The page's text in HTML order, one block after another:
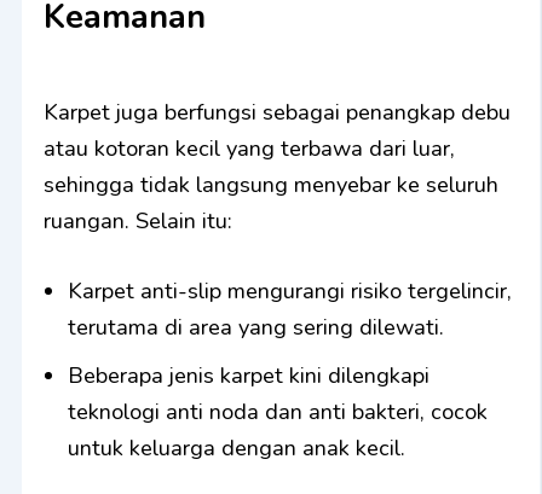
Keamanan
Karpet juga berfungsi sebagai penangkap debu
atau kotoran kecil yang terbawa dari luar,
sehingga tidak langsung menyebar ke seluruh
ruangan. Selain itu:
Karpet anti-slip mengurangi risiko tergelincir,
terutama di area yang sering dilewati.
Beberapa jenis karpet kini dilengkapi
teknologi anti noda dan anti bakteri, cocok
untuk keluarga dengan anak kecil.